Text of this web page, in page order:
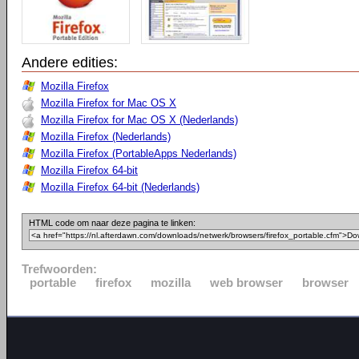
Andere edities:
Mozilla Firefox
Mozilla Firefox for Mac OS X
Mozilla Firefox for Mac OS X (Nederlands)
Mozilla Firefox (Nederlands)
Mozilla Firefox (PortableApps Nederlands)
Mozilla Firefox 64-bit
Mozilla Firefox 64-bit (Nederlands)
HTML code om naar deze pagina te linken:
Trefwoorden:
portable
firefox mozilla web browser browser